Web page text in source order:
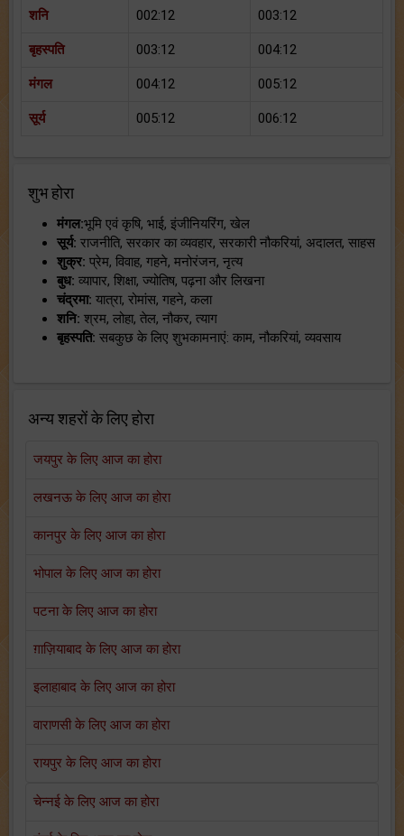
शनि 002:12 003:12
बृहस्पति 003:12 004:12
मंगल 004:12 005:12
सूर्य 005:12 006:12
शुभ होरा
मंगल:भूमि एवं कृषि, भाई, इंजीनियरिंग, खेल
सूर्य: राजनीति, सरकार का व्यवहार, सरकारी नौकरियां, अदालत, साहस
शुक्र: प्रेम, विवाह, गहने, मनोरंजन, नृत्य
बुध: व्यापार, शिक्षा, ज्योतिष, पढ़ना और लिखना
चंद्रमा: यात्रा, रोमांस, गहने, कला
शनि: श्रम, लोहा, तेल, नौकर, त्याग
बृहस्पति: सबकुछ के लिए शुभकामनाएं: काम, नौकरियां, व्यवसाय
अन्य शहरों के लिए होरा
जयपुर के लिए आज का होरा
लखनऊ के लिए आज का होरा
कानपुर के लिए आज का होरा
भोपाल के लिए आज का होरा
पटना के लिए आज का होरा
ग़ाज़ियाबाद के लिए आज का होरा
इलाहाबाद के लिए आज का होरा
वाराणसी के लिए आज का होरा
रायपुर के लिए आज का होरा
चेन्नई के लिए आज का होरा